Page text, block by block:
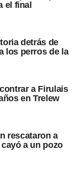
el final
detrás de
los perros de la
a Firulais
en Trelew
rescataron a
a un pozo